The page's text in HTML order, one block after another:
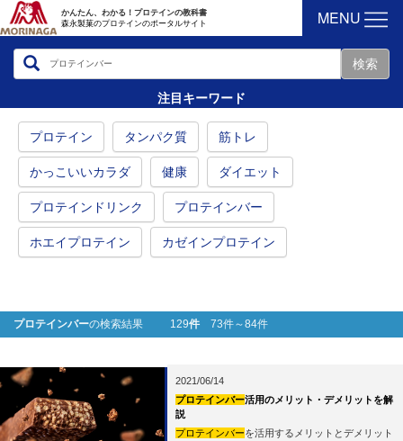
かんたん、わかる！プロテインの教科書
森永製菓のプロテインのポータルサイト
MENU
注目キーワード
プロテイン タンパク質 筋トレ
かっこいいカラダ 健康 ダイエット
プロテインドリンク プロテインバー
ホエイプロテイン カゼインプロテイン
プロテインバーの検索結果 129件 73件～84件
2021/06/14
プロテインバー活用のメリット・デメリットを解
説
プロテインバーを活用するメリットとデメリット